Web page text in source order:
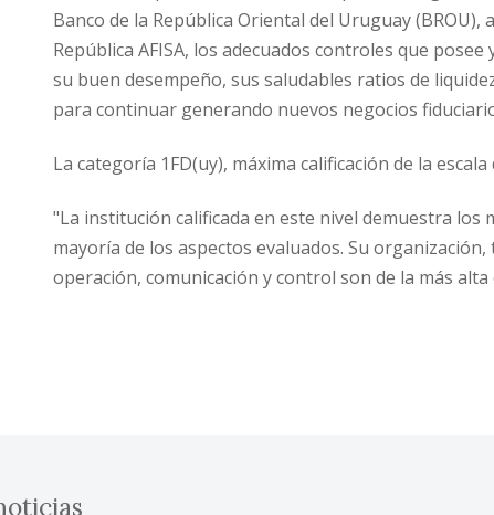
Banco de la República Oriental del Uruguay
República AFISA, los adecuados controles que
su buen desempeño, sus saludables ratios de
para continuar generando nuevos negocios
La categoría 1FD(uy), máxima calificación de la
"La institución calificada en este nivel demuestra los
mayoría de los aspectos evaluados. Su
operación, comunicación y control son de la más alta